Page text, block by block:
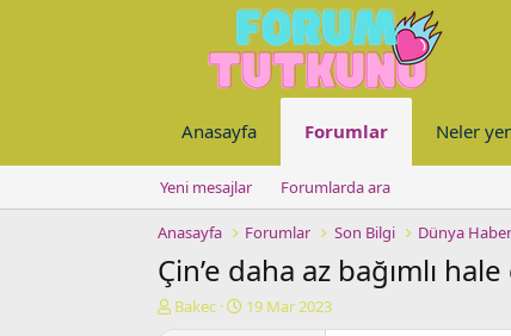
Anasayfa Forumlar Neler
Yeni mesajlar Forumlarda ara
Anasayfa Forumlar Son Bilgi Dünya
Çin’e daha az bağımlı
K
Bakec
B19 Mar 2023